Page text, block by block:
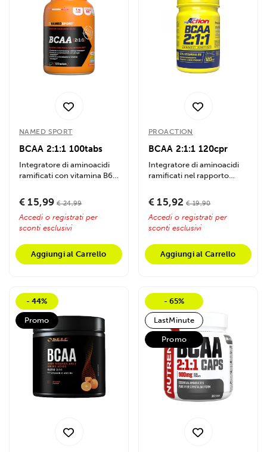
NAMED SPORT
BCAA 2:1:1 100tabs
Integratore di aminoacidi
ramificati con vitamina B6,
€ 15,99 € 24,99
Accedi o registrati per
sconti esclusivi
Aggiungi al Carrello
PROACTION
BCAA 2:1:1 120cpr
Integratore di aminoacidi
ramificati nel rapporto
con...
€ 15,92 € 19,90
Accedi o registrati per
sconti esclusivi
Aggiungi al Carrello
- 44%
Promo
- 65%
LastMinute
Promo